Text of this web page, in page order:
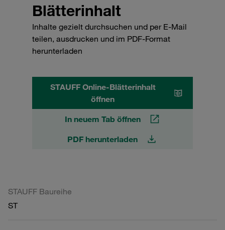
Blätterinhalt
Inhalte gezielt durchsuchen und per E-Mail
teilen, ausdrucken und im PDF-Format
herunterladen
STAUFF Online-Blätterinhalt
öffnen
In neuem Tab öffnen
PDF herunterladen
STAUFF Baureihe
ST